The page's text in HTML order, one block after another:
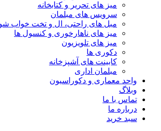
میز های تحریر و کتابخانه
سرویس های مبلمان
مبل های راحتی، ال و تخت خواب
میز های ناهارخوری و کنسول ها
میز های تلویزیون
دکوری ها
کابینت های آشپزخانه
مبلمان اداری
واحد معماری و دکوراسیون
وبلاگ
تماس با ما
درباره ما
سبد خرید